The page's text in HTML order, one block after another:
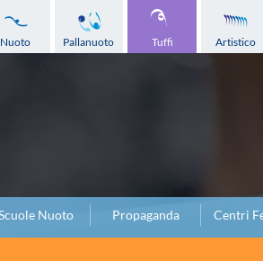
Nuoto Pallanuoto Tuffi Artistico
Nuoto Propaganda Centri